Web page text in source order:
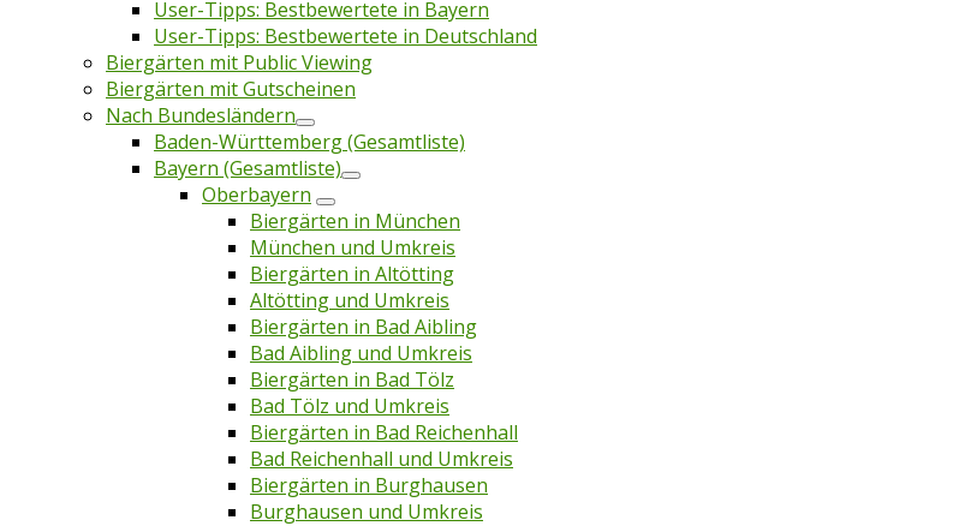
User-Tipps: Bestbewertete in Bayern
User-Tipps: Bestbewertete in Deutschland
Biergärten mit Public Viewing
Biergärten mit Gutscheinen
Nach Bundesländern
Baden-Württemberg (Gesamtliste)
Bayern (Gesamtliste)
Oberbayern
Biergärten in München
München und Umkreis
Biergärten in Altötting
Altötting und Umkreis
Biergärten in Bad Aibling
Bad Aibling und Umkreis
Biergärten in Bad Tölz
Bad Tölz und Umkreis
Biergärten in Bad Reichenhall
Bad Reichenhall und Umkreis
Biergärten in Burghausen
Burghausen und Umkreis